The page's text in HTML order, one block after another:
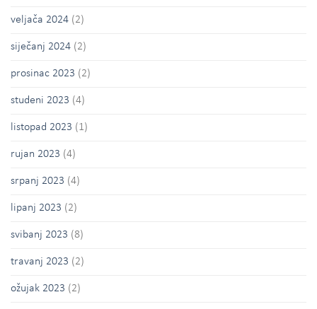
veljača 2024 (2)
siječanj 2024 (2)
prosinac 2023 (2)
studeni 2023 (4)
listopad 2023 (1)
rujan 2023 (4)
srpanj 2023 (4)
lipanj 2023 (2)
svibanj 2023 (8)
travanj 2023 (2)
ožujak 2023 (2)